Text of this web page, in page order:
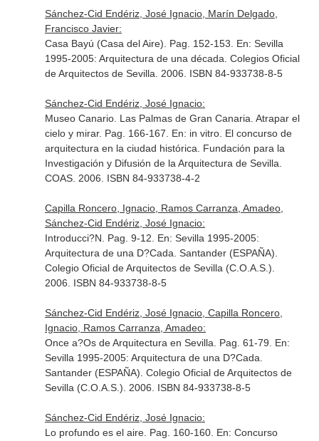
Sánchez-Cid Endériz, José Ignacio, Marín Delgado,
Francisco Javier:
Casa Bayú (Casa del Aire). Pag. 152-153. En: Sevilla
1995-2005: Arquitectura de una década . Colegios Oficial
de Arquitectos de Sevilla. 2006. ISBN 84-933738-8-5
Sánchez-Cid Endériz, José Ignacio:
Museo Canario. Las Palmas de Gran Canaria. Atrapar el
cielo y mirar. Pag. 166-167. En: in vitro. El concurso de
arquitectura en la ciudad histórica . Fundación para la
Investigación y Difusión de la Arquitectura de Sevilla.
COAS. 2006. ISBN 84-933738-4-2
Capilla Roncero, Ignacio, Ramos Carranza, Amadeo,
Sánchez-Cid Endériz, José Ignacio:
Introducci?N. Pag. 9-12. En: Sevilla 1995-2005:
Arquitectura de una D?Cada . Santander (ESPAÑA).
Colegio Oficial de Arquitectos de Sevilla (C.O.A.S.).
2006. ISBN 84-933738-8-5
Sánchez-Cid Endériz, José Ignacio, Capilla Roncero,
Ignacio, Ramos Carranza, Amadeo:
Once a?Os de Arquitectura en Sevilla. Pag. 61-79. En:
Sevilla 1995-2005: Arquitectura de una D?Cada
Santander (ESPAÑA). Colegio Oficial de Arquitectos de
Sevilla (C.O.A.S.). 2006. ISBN 84-933738-8-5
Sánchez-Cid Endériz, José Ignacio:
Lo profundo es el aire. Pag. 160-160. En: Concurso